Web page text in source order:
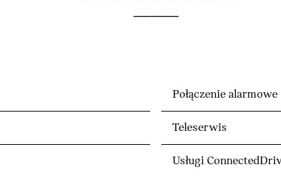
Połączenie alarmowe
Teleserwis
Usługi